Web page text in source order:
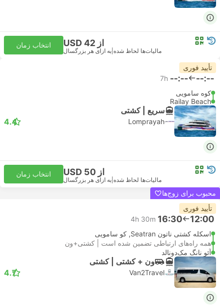
از USD 42
مالیات‌ها لحاظ شده به ازای هر بزرگسال
انتخاب زمان
تأیید فوری
--:--
--:--
7h
کوه سامویی
Railay Beach
سریع | کشتی
Lomprayah
4.4
از USD 50
مالیات‌ها لحاظ شده به ازای هر بزرگسال
انتخاب زمان
محبوب برای زوج‌ها
تأیید فوری
12:00
16:30
4h 30m
اسکله کشتی ناتون Seatran, کو سامویی
همه راه‌های ارتباطی تضمین شده است | کشتی+ون
آئو نانگ مک‌دونالد
ون + کشتی | کشتی
Van2Travel
4.7